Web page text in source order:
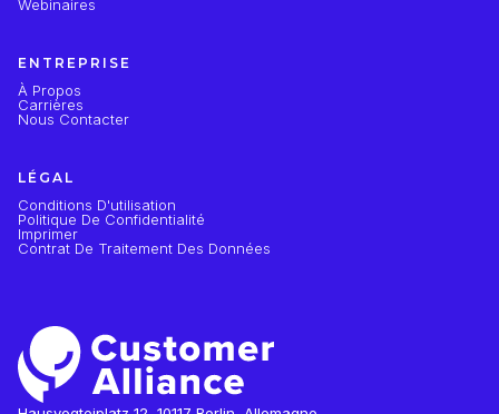
Webinaires
ENTREPRISE
À Propos
Carrières
Nous Contacter
LÉGAL
Conditions D'utilisation
Politique De Confidentialité
Imprimer
Contrat De Traitement Des Données